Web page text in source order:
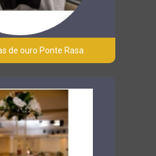
de ouro Ponte Rasa